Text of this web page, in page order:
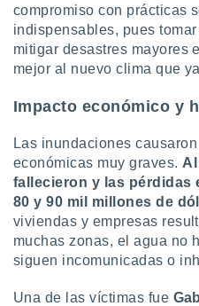
compromiso con prácticas
indispensables, pues
mitigar desastres mayores
mejor al nuevo clima que
Impacto económico y
Las inundaciones
económicas muy graves.
fallecieron y las pérdidas
80 y 90 mil millones de
viviendas y empresas
muchas zonas, el agua no
siguen incomunicadas o
Una de las víctimas fue